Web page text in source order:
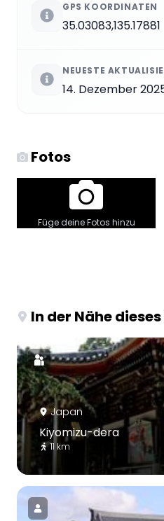
GPS KOORDINATEN
35.03083,135.17881
NEUESTE
14. Dezember
Fotos
Füge deine Fotos hinzu
In der Nähe
Japan
Kiyomizu-dera
11 km